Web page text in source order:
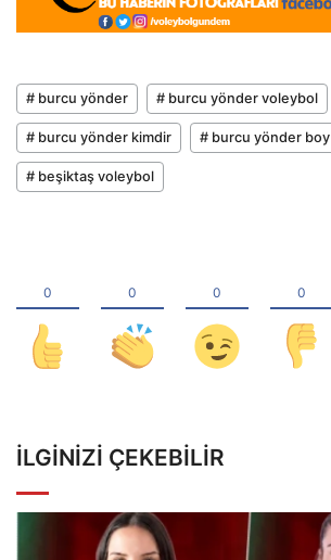
# burcu yönder # burcu yönder voleybol
# burcu yönder kimdir # burcu yönder boy
# beşiktaş voleybol
İLGINIZI ÇEKEBILIR